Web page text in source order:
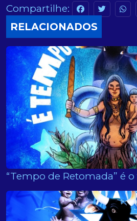
Compartilhe:
RELACIONADOS
“Tempo de Retomada” é